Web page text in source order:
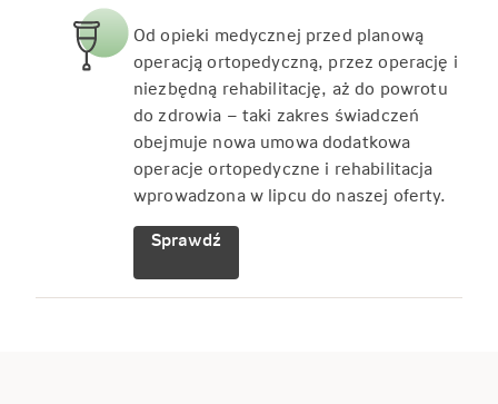
Od opieki medycznej przed planową
operacją ortopedyczną, przez operację i
niezbędną rehabilitację, aż do powrotu
do zdrowia – taki zakres świadczeń
obejmuje nowa umowa dodatkowa
operacje ortopedyczne i rehabilitacja
wprowadzona w lipcu do naszej oferty.
Sprawdź